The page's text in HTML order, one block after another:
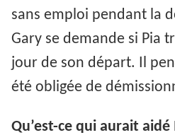
sans emploi pendant la
Gary se demande si Pia
jour de son départ. Il
été obligée de
Qu’est-ce qui aurait